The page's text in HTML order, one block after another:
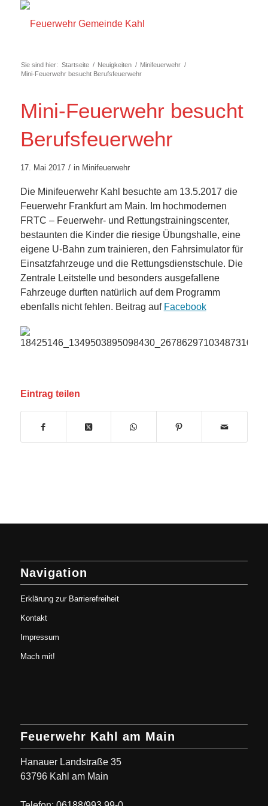
Sie sind hier: Startseite / Neuigkeiten / Minifeuerwehr /
Mini-Feuerwehr besucht Berufsfeuerwehr
Mini-Feuerwehr besucht
Berufsfeuerwehr
17. Mai 2017 / in Minifeuerwehr
Die Minifeuerwehr Kahl besuchte am 13.5.2017 die
Feuerwehr Frankfurt am Main. Im hochmodernen
FRTC – Feuerwehr- und Rettungstrainingscenter,
bestaunten die Kinder die riesige Übungshalle, eine
eigene U-Bahn zum trainieren, den Fahrsimulator für
Einsatzfahrzeuge und die Rettungsdienstschule. Die
Zentrale Leitstelle und besonders ausgefallene
Fahrzeuge durften natürlich auf dem Programm
ebenfalls nicht fehlen. Beitrag auf Facebook
Eintrag teilen
Navigation
Erklärung zur Barrierefreiheit
Kontakt
Impressum
Mach mit!
Feuerwehr Kahl am Main
Hanauer Landstraße 35
63796 Kahl am Main